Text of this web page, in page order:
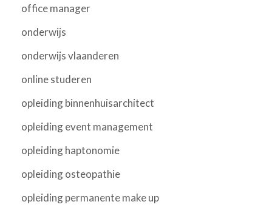
office manager
onderwijs
onderwijs vlaanderen
online studeren
opleiding binnenhuisarchitect
opleiding event management
opleiding haptonomie
opleiding osteopathie
opleiding permanente make up